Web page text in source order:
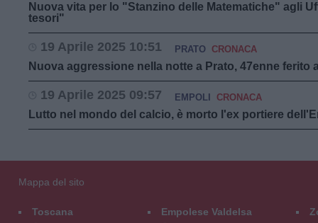
Nuova vita per lo "Stanzino delle Matematiche" agli
tesori"
19 Aprile 2025 10:51 PRATO CRONACA
Nuova aggressione nella notte a Prato, 47enne ferito
19 Aprile 2025 09:57 EMPOLI CRONACA
Lutto nel mondo del calcio, è morto l'ex portiere
Mappa del sito
Toscana
Empolese Valdelsa